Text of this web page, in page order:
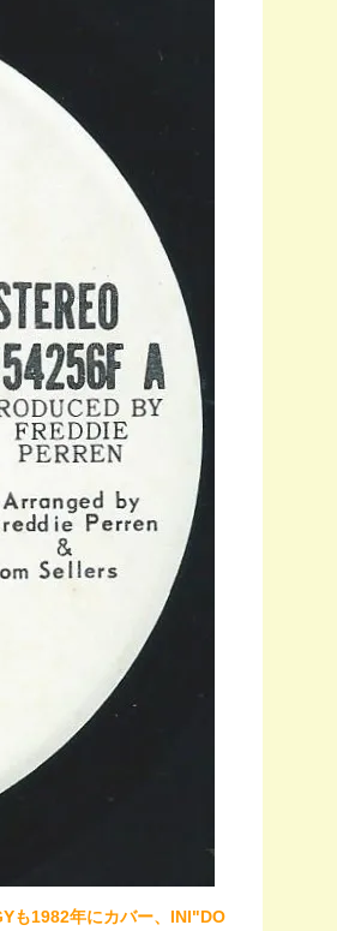
も1982年にカバー、INI"DO